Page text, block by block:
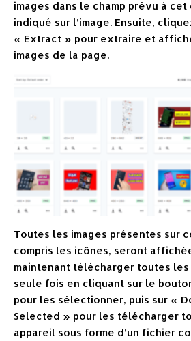
images dans le champ prévu à
indiqué sur l’image. Ensuite,
« Extract » pour extraire et
images de la page.
Toutes les images présentes sur
compris les icônes, seront
maintenant télécharger toutes les
seule fois en cliquant sur le
pour les sélectionner, puis sur «
Selected » pour les télécharger
appareil sous forme d’un fichier